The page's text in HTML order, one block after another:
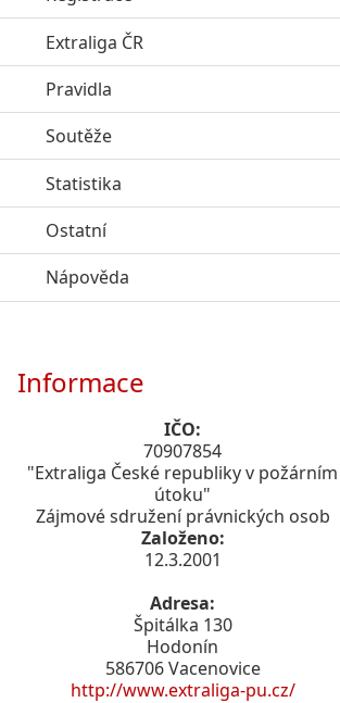
Extraliga ČR
Pravidla
Soutěže
Statistika
Ostatníclick to expand contents
Nápověda
Informace
IČO:
70907854
"Extraliga České republiky v požárním
útoku"
Zájmové sdružení právnických osob
Založeno:
12.3.2001
Adresa:
Špitálka 130
Hodonín
586706 Vacenovice
http://www.extraliga-pu.cz/